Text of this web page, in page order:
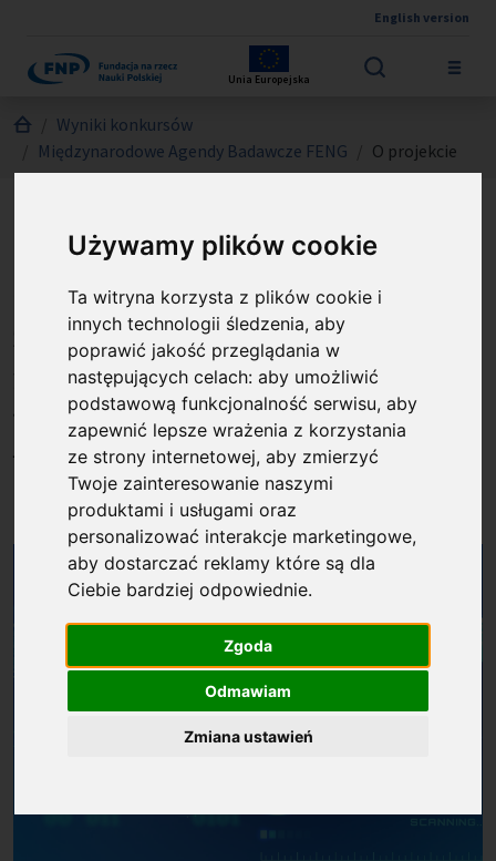
Używamy plików cookie
Ta witryna korzysta z plików cookie i
innych technologii śledzenia, aby
poprawić jakość przeglądania w
następujących celach:aby umożliwić
podstawową funkcjonalność serwisu,aby
zapewnić lepsze wrażenia z korzystania
ze strony internetowej,aby zmierzyć
Twoje zainteresowanie naszymi
produktami i usługami oraz
personalizować interakcje marketingowe,
aby dostarczać reklamy które są dla
Ciebie bardziej odpowiednie.
Zgoda
Odmawiam
Zmiana ustawień
English version
Unia Europejska
Jesteś tutaj:Wyniki konkursów
Międzynarodowe Agendy Badawcze FENG
O projekcie
Centrum doskonałości w
dziedzinie nanofotoniki,
zaawansowanych
materiałów i nowych
technologii opartych na
wzroście kryształów -
ENSEMBLE3